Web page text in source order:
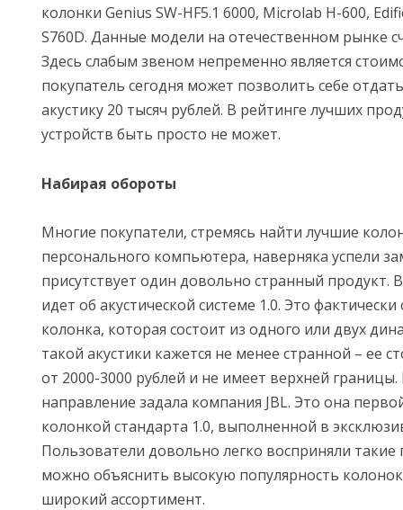
колонки Genius SW-HF5.1 6000, Microlab H-600,
S760D. Данные модели на отечественном рынке
Здесь слабым звеном непременно является
покупатель сегодня может позволить себе
акустику 20 тысяч рублей. В рейтинге лучших
устройств быть просто не может.
Набирая обороты
Многие покупатели, стремясь найти лучшие
персонального компьютера, наверняка успели
присутствует один довольно странный продукт.
идет об акустической системе 1.0. Это
колонка, которая состоит из одного или двух
такой акустики кажется не менее странной – ее
от 2000-3000 рублей и не имеет верхней
направление задала компания JBL. Это она
колонкой стандарта 1.0, выполненной в
Пользователи довольно легко восприняли
можно объяснить высокую популярность
широкий ассортимент.